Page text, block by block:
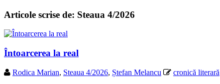
Articole scrise de: Steaua 4/2026
Întoarcerea la real
Rodica Marian, Steaua 4/2026, Ștefan Melancu
cronică literară